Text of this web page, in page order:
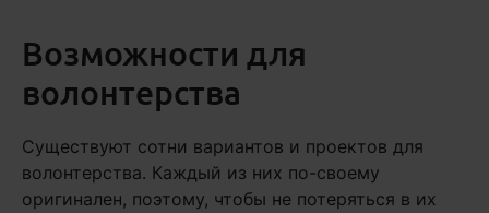
Возможности для
волонтерства
Существуют сотни вариантов и проектов для
волонтерства. Каждый из них по-своему
оригинален, поэтому, чтобы не потеряться в их